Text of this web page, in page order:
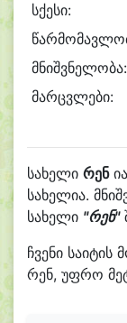
სქესი:
მნიშვნელობა:
მარცვლები:
სახელი რენ
სახელია.
სახელი "რენ"
ჩვენი
რენ, უფრო